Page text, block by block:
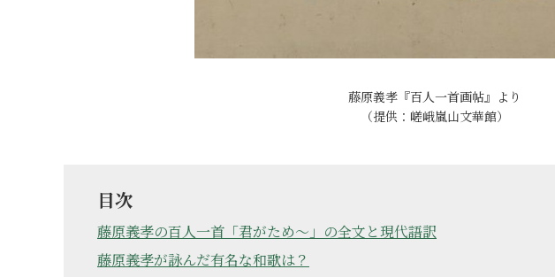
藤原義孝『百人一首画帖』より
（提供：嵯峨嵐山文華館）
目次
藤原義孝の百人一首「君がため～」の全文と現代語訳
藤原義孝が詠んだ有名な和歌は？